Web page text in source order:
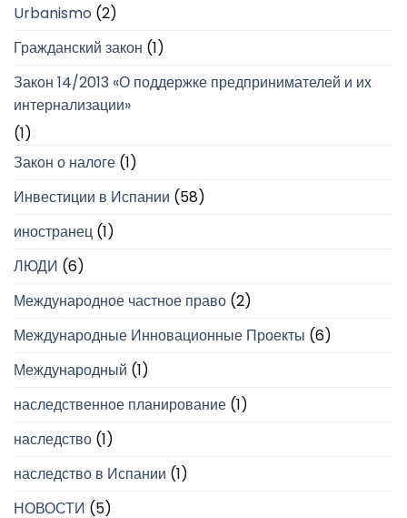
Urbanismo (2)
Гражданский закон (1)
Закон 14/2013 «О поддержке предпринимателей и их
интернализации»
(1)
Закон о налоге (1)
Инвестиции в Испании (58)
иностранец (1)
ЛЮДИ (6)
Международное частное право (2)
Международные Инновационные Проекты (6)
Международный (1)
наследственное планирование (1)
наследство (1)
наследство в Испании (1)
НОВОСТИ (5)